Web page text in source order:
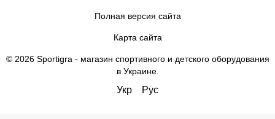
Полная версия сайта
Карта сайта
© 2026 Sportigra - магазин спортивного и детского оборудования
в Украине.
Укр Рус